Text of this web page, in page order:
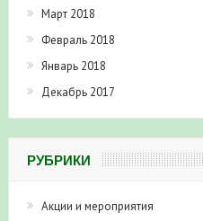
Март 2018
Февраль 2018
Январь 2018
Декабрь 2017
РУБРИКИ
Акции и мероприятия